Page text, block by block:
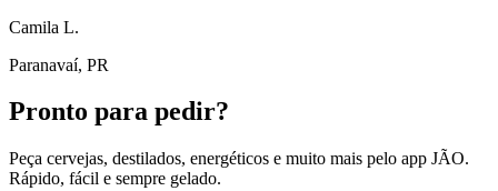
Camila L.
Paranavaí, PR
Pronto para pedir?
Peça cervejas, destilados, energéticos e muito mais pelo app JÃO.
Rápido, fácil e sempre gelado.